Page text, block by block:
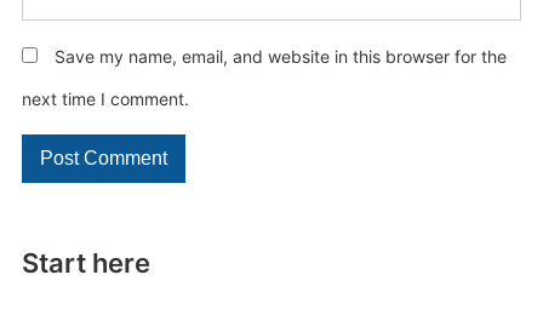
Start here
Save my name, email, and website in this browser for the
next time I comment.